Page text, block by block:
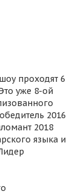
проходят 6
уже 8-ой
2016
2018
языка и